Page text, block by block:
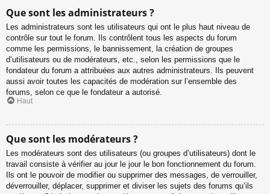
Que sont les administrateurs ?
Les administrateurs sont les utilisateurs qui ont le plus haut niveau de
contrôle sur tout le forum. Ils contrôlent tous les aspects du forum
comme les permissions, le bannissement, la création de groupes
d’utilisateurs ou de modérateurs, etc., selon les permissions que le
fondateur du forum a attribuées aux autres administrateurs. Ils peuvent
aussi avoir toutes les capacités de modération sur l’ensemble des
forums, selon ce que le fondateur a autorisé.
Haut
Que sont les modérateurs ?
Les modérateurs sont des utilisateurs (ou groupes d’utilisateurs) dont le
travail consiste à vérifier au jour le jour le bon fonctionnement du forum.
Ils ont le pouvoir de modifier ou supprimer des messages, de verrouiller,
déverrouiller, déplacer, supprimer et diviser les sujets des forums qu’ils